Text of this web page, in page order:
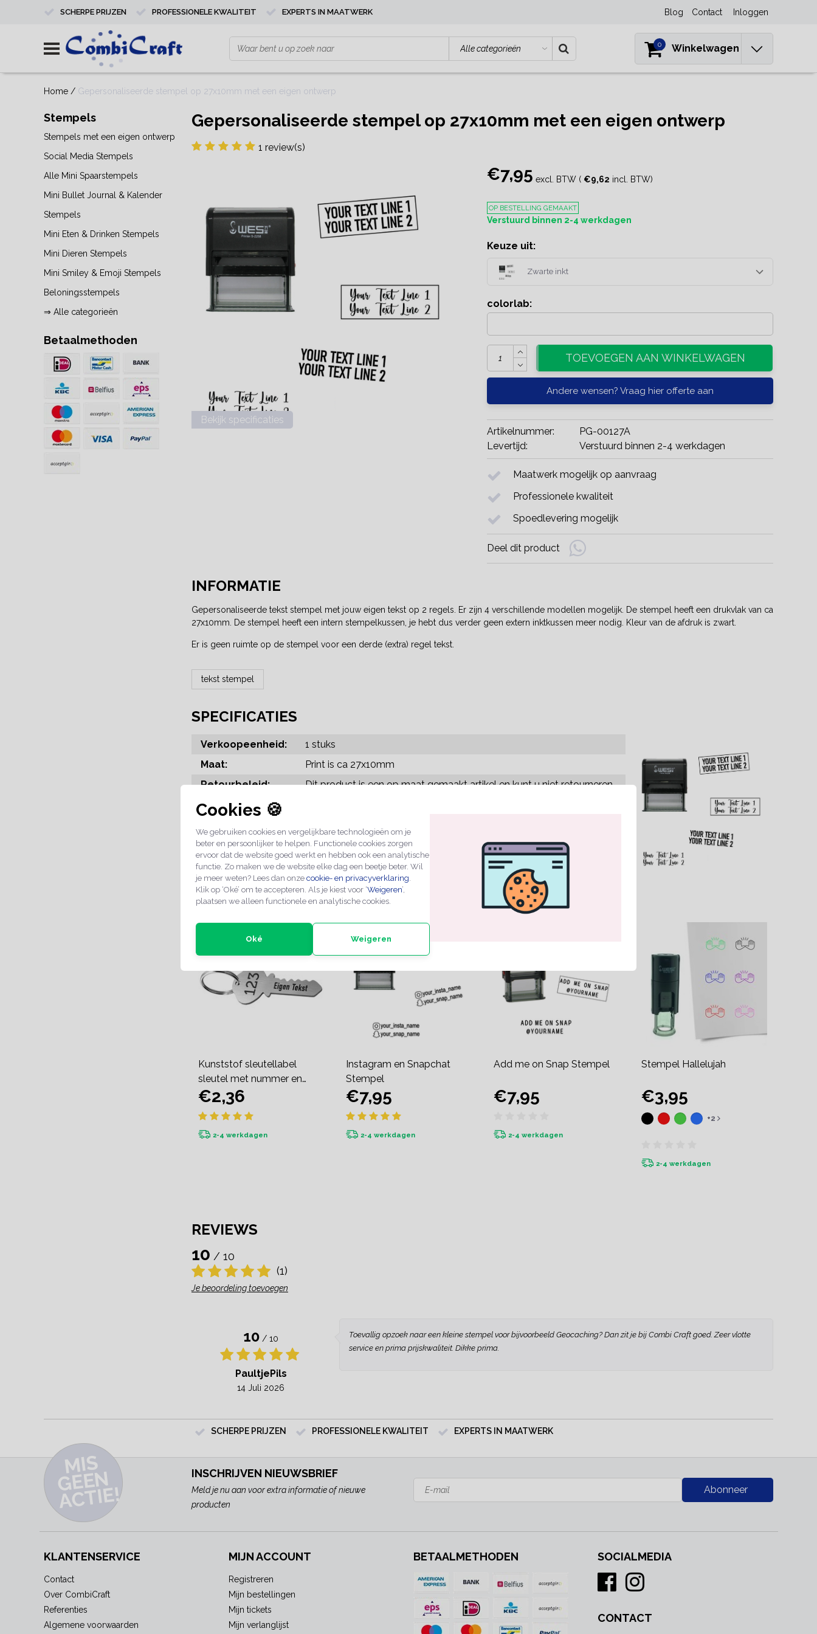
Cookies 🍪
We gebruiken cookies en vergelijkbare technologieën om je
beter en persoonlijker te helpen. Functionele cookies zorgen
ervoor dat de website goed werkt en hebben ook een analytische
functie. Zo maken we de website elke dag een beetje beter. Wil
je meer weten? Lees dan onze cookie- en privacyverklaring
Klik op ‘Oké’ om te accepteren. Als je kiest voor ‘Weigeren’,
plaatsen we alleen functionele en analytische cookies.
Oké Weigeren
SCHERPE PRIJZEN PROFESSIONELE KWALITEIT EXPERTS IN MAATWERK Blog Contact Inloggen
0 Winkelwagen
Home / Gepersonaliseerde stempel op 27x10mm met een eigen ontwerp
Stempels
Stempels met een eigen ontwerp
Social Media Stempels
Alle Mini Spaarstempels
Mini Bullet Journal & Kalender
Stempels
Mini Eten & Drinken Stempels
Mini Dieren Stempels
Mini Smiley & Emoji Stempels
Beloningsstempels
⇒ Alle categorieën
Betaalmethoden
Gepersonaliseerde stempel op 27x10mm met een eigen ontwerp
1 review(s)
Bekijk specificaties
€7,95 excl. BTW ( €9,62 incl. BTW)
OP BESTELLING GEMAAKT
Verstuurd binnen 2-4 werkdagen
Keuze uit:
Zwarte inkt
colorlab:
TOEVOEGEN AAN WINKELWAGEN
Andere wensen? Vraag hier offerte aan
Artikelnummer:
PG-00127A
Levertijd:
Verstuurd binnen 2-4 werkdagen
Maatwerk mogelijk op aanvraag
Professionele kwaliteit
Spoedlevering mogelijk
Deel dit product
INFORMATIE
Gepersonaliseerde tekst stempel met jouw eigen tekst op 2 regels. Er zijn 4 verschillende modellen mogelijk. De stempel heeft een drukvlak van ca
27x10mm. De stempel heeft een intern stempelkussen, je hebt dus verder geen extern inktkussen meer nodig. Kleur van de afdruk is zwart.
Er is geen ruimte op de stempel voor een derde (extra) regel tekst.
tekst stempel
SPECIFICATIES
Verkoopeenheid:
1 stuks
Maat:
Print is ca 27x10mm
Retourbeleid:
Dit product is een op maat gemaakt artikel en kunt u niet retourneren.
GERELATEERDE PRODUCTEN
Kunststof sleutellabel
sleutel met nummer en
tekst
€2,36
2-4 werkdagen
Instagram en Snapchat
Stempel
€7,95
2-4 werkdagen
Add me on Snap Stempel
€7,95
2-4 werkdagen
Stempel Hallelujah
€3,95
+2
2-4 werkdagen
REVIEWS
10 / 10
(1)
Je beoordeling toevoegen
10 / 10
PaultjePils
14 Juli 2026
Toevallig opzoek naar een kleine stempel voor bijvoorbeeld Geocaching? Dan zit je bij Combi Craft goed. Zeer vlotte
service en prima prijskwaliteit. Dikke prima.
SCHERPE PRIJZEN PROFESSIONELE KWALITEIT EXPERTS IN MAATWERK
MI
S
G
E
E
N
A
C
TI
E!
INSCHRIJVEN NIEUWSBRIEF
Meld je nu aan voor extra informatie of nieuwe
producten
Abonneer
KLANTENSERVICE
Contact
Over CombiCraft
Referenties
Algemene voorwaarden
MIJN ACCOUNT
Registreren
Mijn bestellingen
Mijn tickets
Mijn verlanglijst
BETAALMETHODEN SOCIALMEDIA
CONTACT